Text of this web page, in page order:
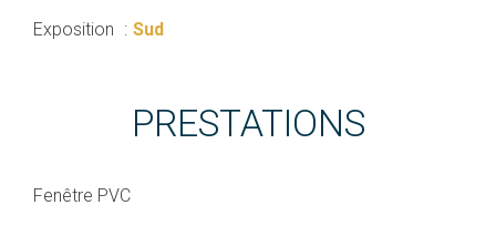
Exposition Sud
PRESTATIONS
Fenêtre PVC